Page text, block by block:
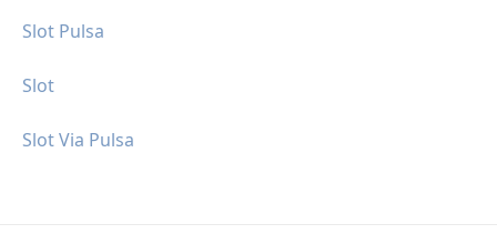
Slot Pulsa
Slot
Slot Via Pulsa